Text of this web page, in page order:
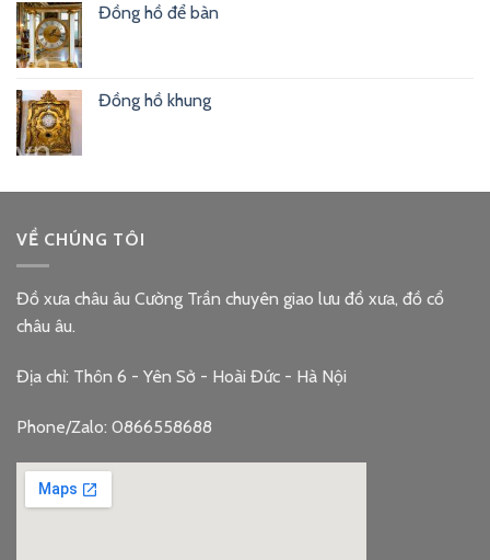
Đồng hồ để bàn
Đồng hồ khung
VỀ CHÚNG TÔI
Đồ xưa châu âu Cường Trần chuyên giao lưu đồ xưa, đồ cổ
châu âu.
Địa chỉ: Thôn 6 - Yên Sở - Hoài Đức - Hà Nội
Phone/Zalo: 0866558688